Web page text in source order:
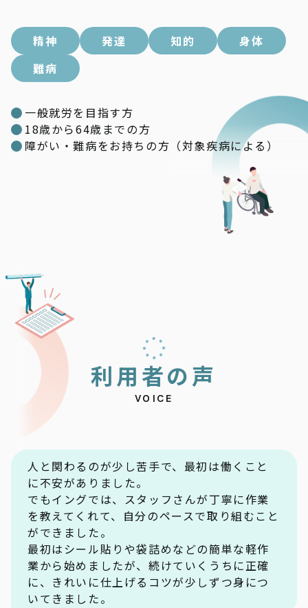
精神 発達 知的
身体
難病
一般就労を目指す方
18歳から64歳までの方
障がい・難病をお持ちの方（対象疾病による）
利用者の声
VOICE
人と関わるのが少し苦手で、最初は働くこと
に不安がありました。
でもイングでは、スタッフさんが丁寧に作業
を教えてくれて、自分のペースで取り組むこと
ができました。
最初はシール貼りや袋詰めなどの簡単な軽作
業から始めましたが、続けていくうちに正確
に、きれいに仕上げるコツが少しずつ身につ
いてきました。